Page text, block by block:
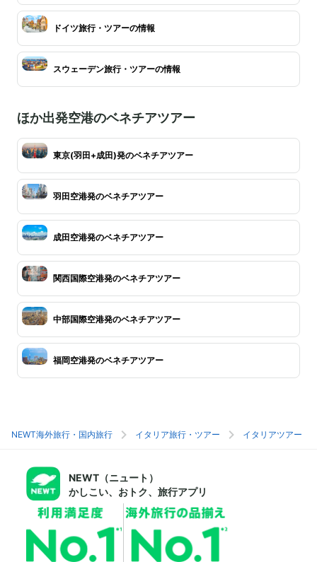
ドイツ旅行・ツアーの情報
スウェーデン旅行・ツアーの情報
ほか出発空港のベネチアツアー
東京(羽田+成田)発のベネチアツアー
羽田空港発のベネチアツアー
成田空港発のベネチアツアー
関西国際空港発のベネチアツアー
中部国際空港発のベネチアツアー
福岡空港発のベネチアツアー
NEWT海外旅行・国内旅行 イタリア旅行・ツアー イタリアツアー
NEWT（ニュート）
かしこい、おトク、旅行アプリ